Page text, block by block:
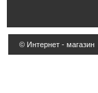
© Интернет - магазин